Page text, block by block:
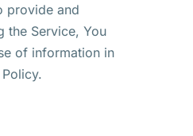
provide and
the Service, You
of information in